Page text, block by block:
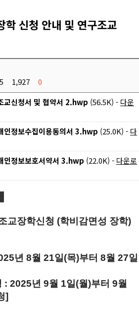
신청 안내 및 연구조교
1,927
0
교신청서 및 협약서 2.hwp (56.5K) - 다운
인정보수집이용동의서 3.hwp (25.0K) - 다
인정보보호서약서 3.hwp (22.0K) - 다운로
교장학신청 (학비감면성 장학)
년 8월 21일(목)부터 8월 27일
2025년 9월 1일(월)부터 9월
]